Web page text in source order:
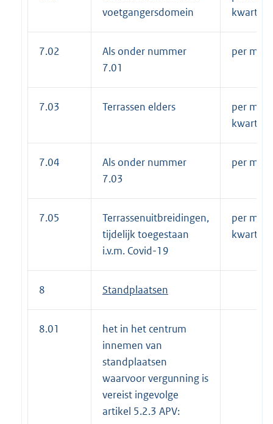
voetgangersdomein
kwartaal
7.02
Als onder nummer
7.01
per m²
7.03 Terrassen elders
per m²
kwartaal
7.04
Als onder nummer
7.03
per m²
7.05
Terrassenuitbreidingen,
tijdelijk toegestaan
i.v.m. Covid-19
per m²
8 Standplaatsen
8.01
het in het centrum
innemen van
standplaatsen
waarvoor vergunning is
vereist ingevolge
artikel 5.2.3 APV: